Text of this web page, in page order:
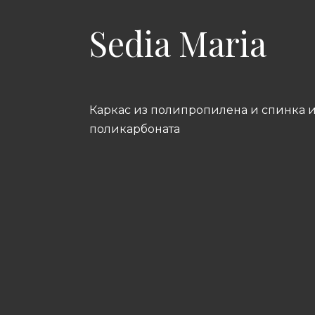
Sedia Maria
Каркас из полипропилена и спинка
поликарбоната